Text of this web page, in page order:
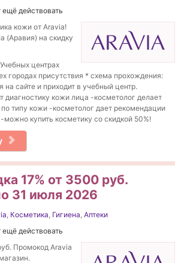
действовать
кожи от Aravia!
(Аравия) на скидку
центрах
городах присутствия * схема прохождения:
на сайте и приходит в учебный центр.
диагностику кожи лица -косметолог делает
типу кожи -косметолог дает рекомендации
купить косметику со скидкой 50%!
17% от 3500 руб.
31 июля 2026
Косметика Гигиена Аптеки
действовать
Промокод Aravia